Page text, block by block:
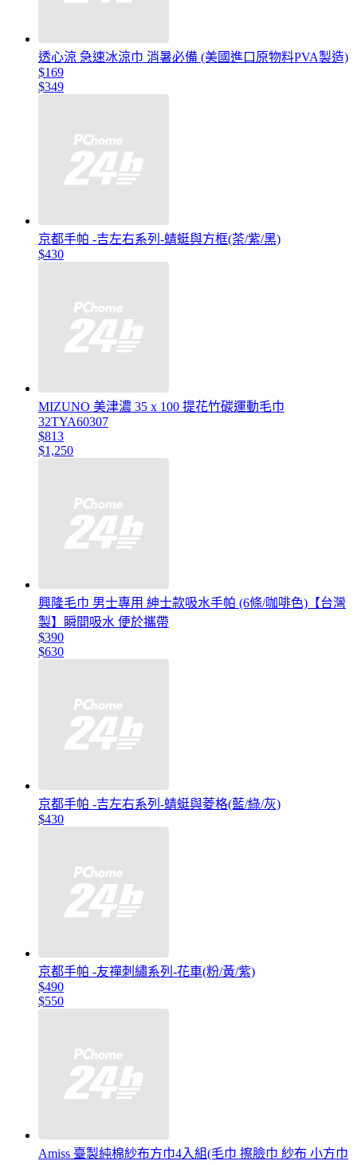
透心涼 急速冰涼巾 消暑必備 (美國進口原物料PVA製造)
$169
$349
京都手帕 -吉左右系列-蜻蜓與方框(茶/紫/黑)
$430
MIZUNO 美津濃 35 x 100 提花竹碳運動毛巾
32TYA60307
$813
$1,250
興隆毛巾 男士專用 紳士款吸水手帕 (6條/咖啡色)【台灣
製】瞬間吸水 便於攜帶
$390
$630
京都手帕 -吉左右系列-蜻蜓與菱格(藍/綠/灰)
$430
京都手帕 -友禪刺繡系列-花車(粉/黃/紫)
$490
$550
Amiss 臺製純棉紗布方巾4入組(毛巾 擦臉巾 紗布 小方巾